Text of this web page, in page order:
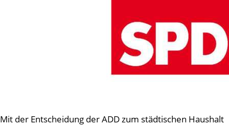
Mit der Entscheidung der ADD zum städtischen Haushalt